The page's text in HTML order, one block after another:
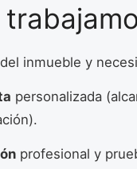
del inmueble y
personalizada
profesional y